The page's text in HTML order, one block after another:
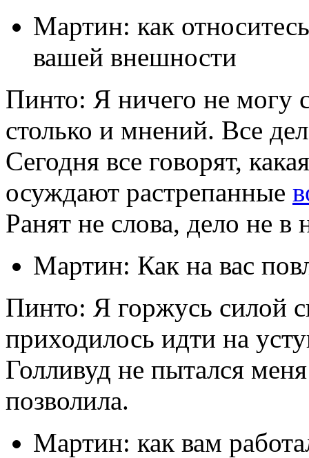
Мартин: как
вашей внешности
Пинто: Я ничего не могу
столько и мнений. Все
Сегодня все говорят,
осуждают растрепанные
Ранят не слова, дело не в
Мартин: Как на вас
Пинто: Я горжусь силой
приходилось идти на
Голливуд не пытался
позволила.
Мартин: как вам